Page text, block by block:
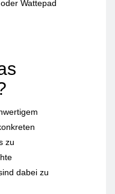
Wattepad
zu
dabei zu